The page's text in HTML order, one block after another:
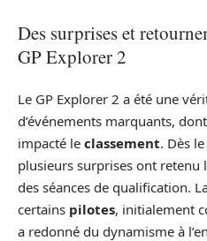
Des surprises et
GP Explorer 2
Le GP Explorer 2 a été une
d’événements marquants,
impacté le classement. Dès
plusieurs surprises ont retenu
des séances de qualification.
certains pilotes, initialement
a redonné du dynamisme à